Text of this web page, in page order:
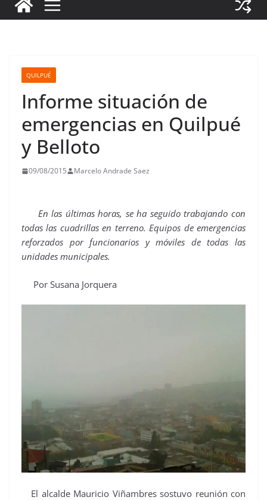
QUILPUÉ
Informe situación de
emergencias en Quilpué
y Belloto
09/08/2015 Marcelo Andrade Saez
En las últimas horas, se ha seguido trabajando con
todas las cuadrillas en terreno. Equipos de emergencias
reforzados por funcionarios y móviles de todas las
unidades municipales.
Por Susana Jorquera
El alcalde Mauricio Viñambres sostuvo reunión con